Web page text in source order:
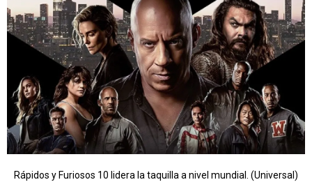
Rápidos y Furiosos 10 lidera la taquilla a nivel mundial. (Universal)